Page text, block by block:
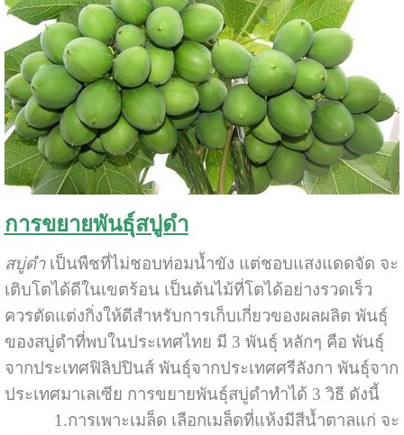
การขยายพันธุ์สบู่ดำ
สบู่ดำ เป็นพืชที่ไม่ชอบท่อมน้ำขัง แต่ชอบแสงแดดจัด จะ
เติบโตได้ดีในเขตร้อน เป็นต้นไม้ที่โตได้อย่างรวดเร็ว
ควรตัดแต่งกิ่งให้ดีสำหรับการเก็บเกี่ยวของผลผลิต พันธุ์
ของสบู่ดำที่พบในประเทศไทย มี 3 พันธุ์ หลักๆ คือ พันธุ์
จากประเทศฟิลิปปินส์ พันธุ์จากประเทศศรีลังกา พันธุ์จาก
ประเทศมาเลเซีย การขยายพันธุ์สบู่ดำทำได้ 3 วิธี ดังนี้
1.การเพาะเมล็ด เลือกเมล็ดที่แห้งมีสีน้ำตาลแก่ จะ